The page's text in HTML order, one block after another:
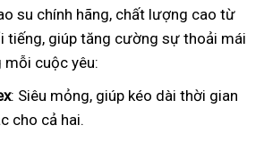
su chính hãng, chất lượng cao từ
tiếng, giúp tăng cường sự thoải mái
mỗi cuộc yêu:
: Siêu mỏng, giúp kéo dài thời gian
cho cả hai.